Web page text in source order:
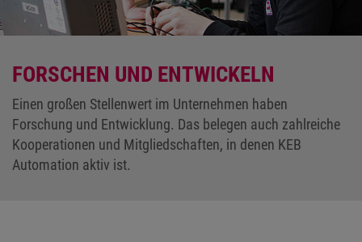
FORSCHEN UND ENTWICKELN
Einen großen Stellenwert im Unternehmen haben
Forschung und Entwicklung. Das belegen auch zahlreiche
Kooperationen und Mitgliedschaften, in denen KEB
Automation aktiv ist.